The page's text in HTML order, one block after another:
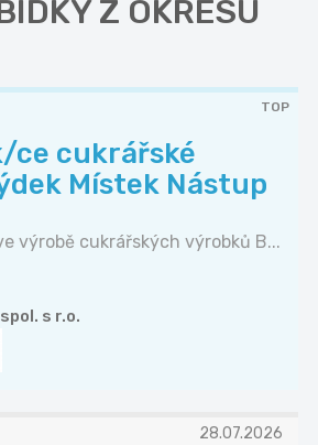
Z OKRESU
TOP
ce cukrářské
Místek Nástup
výrobě cukrářských výrobků B...
s r.o.
28.07.2026